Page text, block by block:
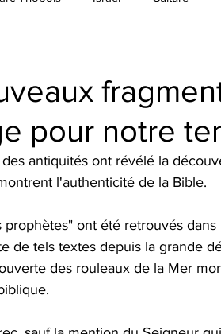
pour notre
l'authenticité de la Bible.
de tels textes depuis la grande
des rouleaux de la Mer